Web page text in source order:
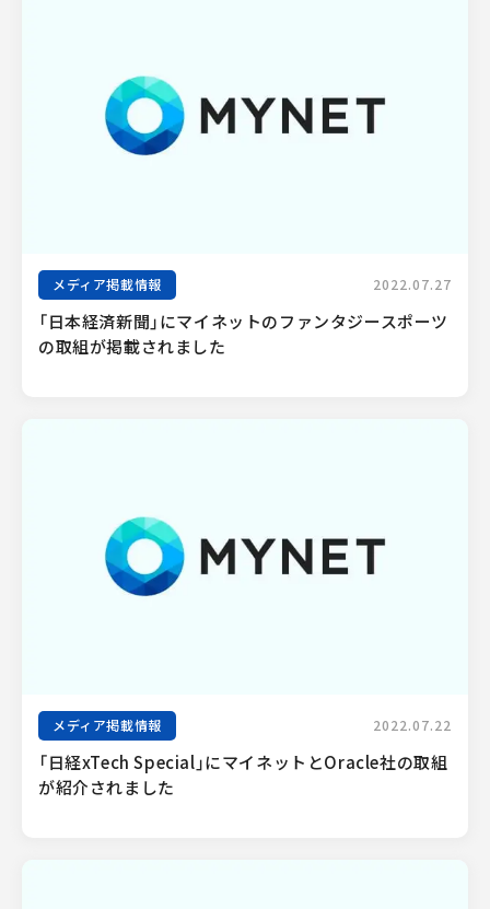
メディア掲載情報 2022.07.27
「日本経済新聞」にマイネットのファンタジースポーツ
の取組が掲載されました
メディア掲載情報 2022.07.22
「日経xTech Special」にマイネットとOracle社の取組
が紹介されました